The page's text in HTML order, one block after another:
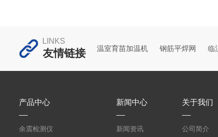
解决温度变化、延时干扰导致的测量不准问题，
十二要素监测数据精准可靠，满足科研、环保、
气象等高标准需求。高集成化简化部署。一体式
LINKS
友情链接 温室育苗加温机 钢筋平焊网 临
产品中心
余震检测仪
新闻中心
新闻资讯
关于我们
公司简介